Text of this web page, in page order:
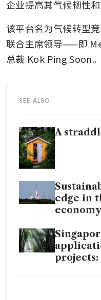
企业提高其气候韧性和
该平台名为气候转型
联合主席领导——即
总裁 Kok Ping Soon。
SEE ALSO
A
edge in
economy
projects: